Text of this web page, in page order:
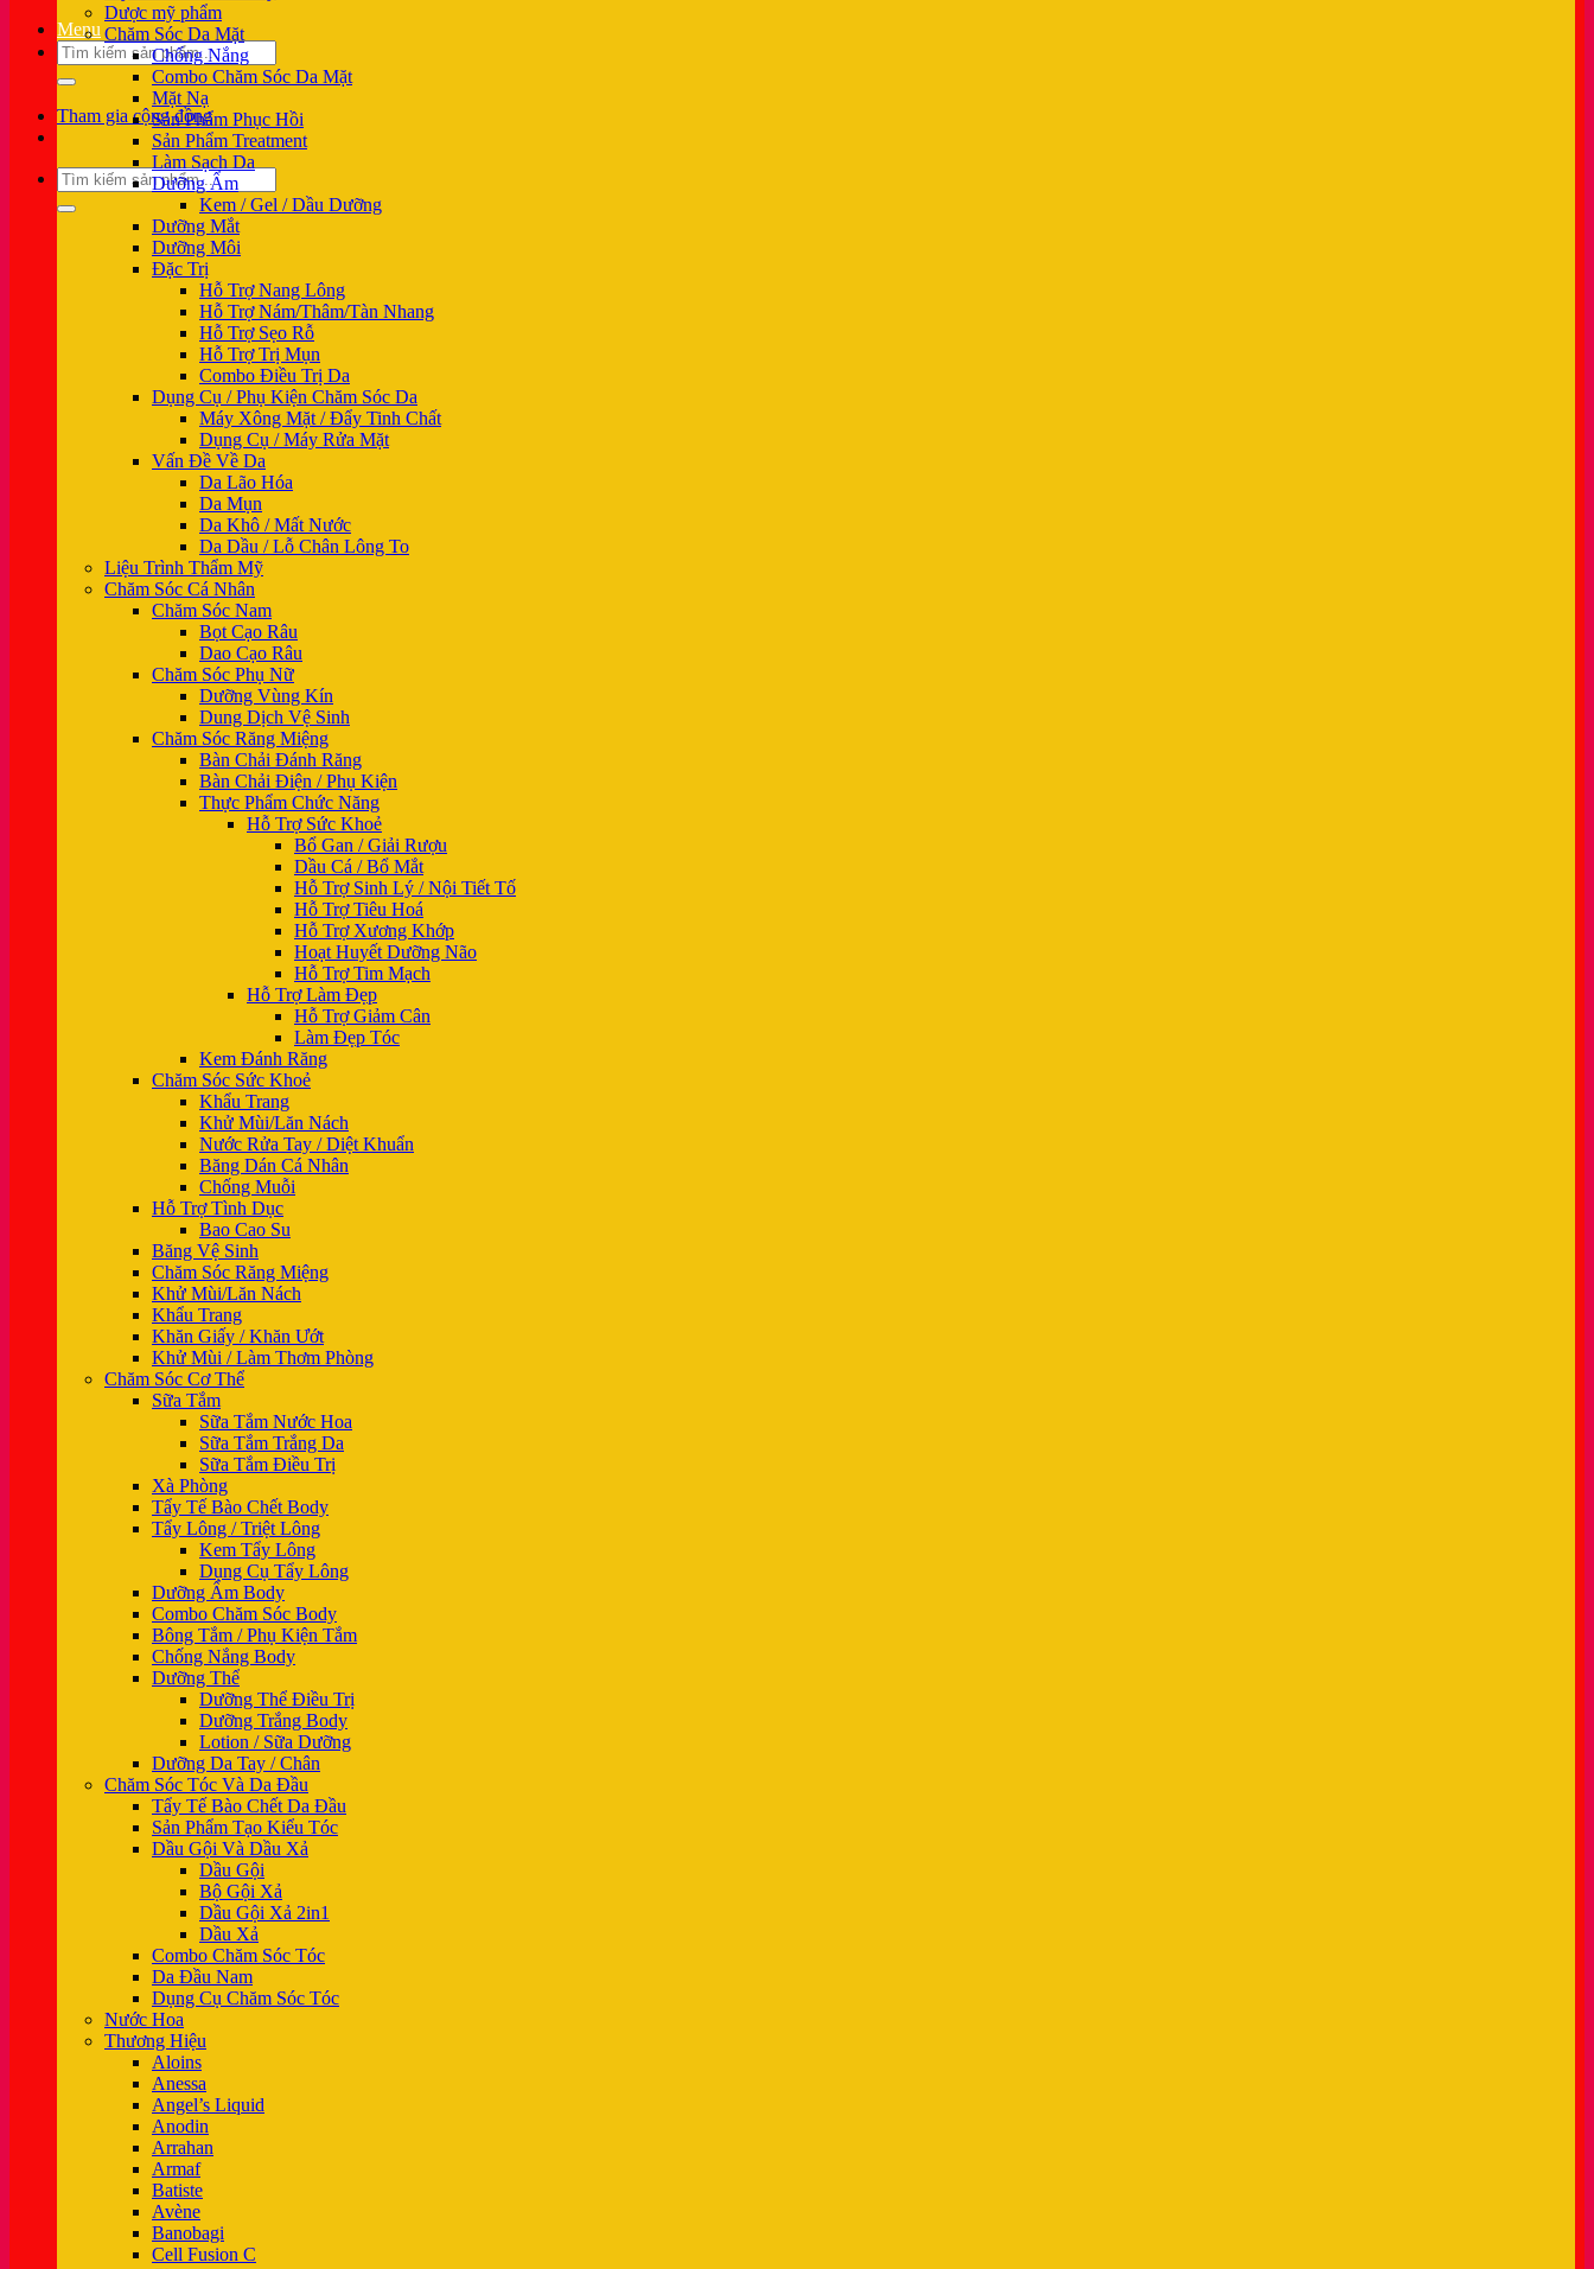
Menu
Tìm
kiếm:
Tham gia cộng đồng
Tìm
kiếm:
Dược mỹ phẩm
Chăm Sóc Da Mặt
Chống Nắng
Combo Chăm Sóc Da Mặt
Mặt Nạ
Sản Phẩm Phục Hồi
Sản Phẩm Treatment
Làm Sạch Da
Dưỡng Ẩm
Kem / Gel / Dầu Dưỡng
Dưỡng Mắt
Dưỡng Môi
Đặc Trị
Hỗ Trợ Nang Lông
Hỗ Trợ Nám/Thâm/Tàn Nhang
Hỗ Trợ Sẹo Rỗ
Hỗ Trợ Trị Mụn
Combo Điều Trị Da
Dụng Cụ / Phụ Kiện Chăm Sóc Da
Máy Xông Mặt / Đẩy Tinh Chất
Dụng Cụ / Máy Rửa Mặt
Vấn Đề Về Da
Da Lão Hóa
Da Mụn
Da Khô / Mất Nước
Da Dầu / Lỗ Chân Lông To
Liệu Trình Thẩm Mỹ
Chăm Sóc Cá Nhân
Chăm Sóc Nam
Bọt Cạo Râu
Dao Cạo Râu
Chăm Sóc Phụ Nữ
Dưỡng Vùng Kín
Dung Dịch Vệ Sinh
Chăm Sóc Răng Miệng
Bàn Chải Đánh Răng
Bàn Chải Điện / Phụ Kiện
Thực Phẩm Chức Năng
Hỗ Trợ Sức Khoẻ
Bổ Gan / Giải Rượu
Dầu Cá / Bổ Mắt
Hỗ Trợ Sinh Lý / Nội Tiết Tố
Hỗ Trợ Tiêu Hoá
Hỗ Trợ Xương Khớp
Hoạt Huyết Dưỡng Não
Hỗ Trợ Tim Mạch
Hỗ Trợ Làm Đẹp
Hỗ Trợ Giảm Cân
Làm Đẹp Tóc
Kem Đánh Răng
Chăm Sóc Sức Khoẻ
Khẩu Trang
Khử Mùi/Lăn Nách
Nước Rửa Tay / Diệt Khuẩn
Băng Dán Cá Nhân
Chống Muỗi
Hỗ Trợ Tình Dục
Bao Cao Su
Băng Vệ Sinh
Chăm Sóc Răng Miệng
Khử Mùi/Lăn Nách
Khẩu Trang
Khăn Giấy / Khăn Ướt
Khử Mùi / Làm Thơm Phòng
Chăm Sóc Cơ Thể
Sữa Tắm
Sữa Tắm Nước Hoa
Sữa Tắm Trắng Da
Sữa Tắm Điều Trị
Xà Phòng
Tẩy Tế Bào Chết Body
Tẩy Lông / Triệt Lông
Kem Tẩy Lông
Dụng Cụ Tẩy Lông
Dưỡng Ẩm Body
Combo Chăm Sóc Body
Bông Tắm / Phụ Kiện Tắm
Chống Nắng Body
Dưỡng Thể
Dưỡng Thể Điều Trị
Dưỡng Trắng Body
Lotion / Sữa Dưỡng
Dưỡng Da Tay / Chân
Chăm Sóc Tóc Và Da Đầu
Tẩy Tế Bào Chết Da Đầu
Sản Phẩm Tạo Kiểu Tóc
Dầu Gội Và Dầu Xả
Dầu Gội
Bộ Gội Xả
Dầu Gội Xả 2in1
Dầu Xả
Combo Chăm Sóc Tóc
Da Đầu Nam
Dụng Cụ Chăm Sóc Tóc
Nước Hoa
Thương Hiệu
Aloins
Anessa
Angel’s Liquid
Anodin
Arrahan
Armaf
Batiste
Avène
Banobagi
Cell Fusion C